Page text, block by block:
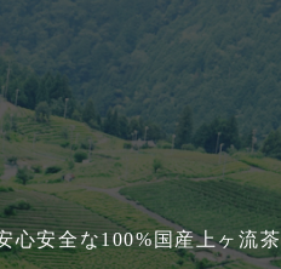
安全な100%国産上ヶ流茶